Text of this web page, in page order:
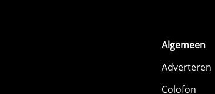
Algemeen
Adverteren
Colofon